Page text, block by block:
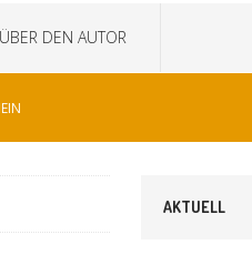
ÜBER DEN AUTOR
AKTUELL